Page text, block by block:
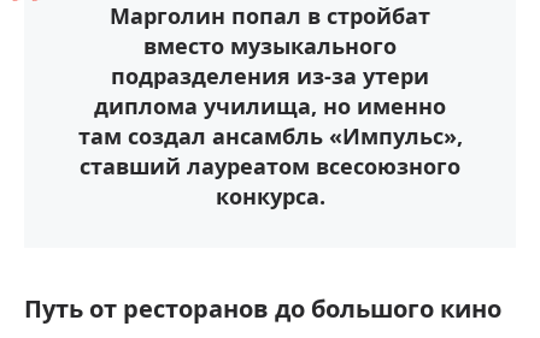
Марголин попал в стройбат
вместо музыкального
подразделения из-за утери
диплома училища, но именно
там создал ансамбль «Импульс»,
ставший лауреатом всесоюзного
конкурса.
Путь от ресторанов до большого кино